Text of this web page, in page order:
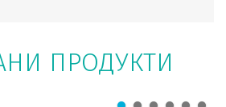
ПРОДУКТИ